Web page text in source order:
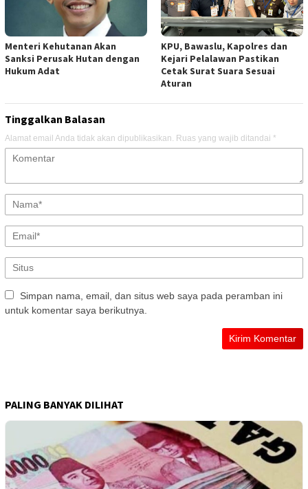
Menteri Kehutanan Akan
Sanksi Perusak Hutan dengan
Hukum Adat
KPU, Bawaslu, Kapolres dan
Kejari Pelalawan Pastikan
Cetak Surat Suara Sesuai
Aturan
Tinggalkan Balasan
Alamat email Anda tidak akan dipublikasikan. Ruas yang wajib ditandai *
Simpan nama, email, dan situs web saya pada peramban ini
untuk komentar saya berikutnya.
PALING BANYAK DILIHAT